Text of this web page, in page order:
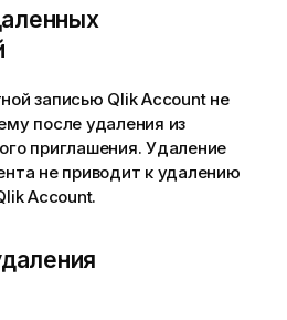
записью Qlik Accountне
после удаления из
приглашения. Удаление
не приводит к удалению
Account.